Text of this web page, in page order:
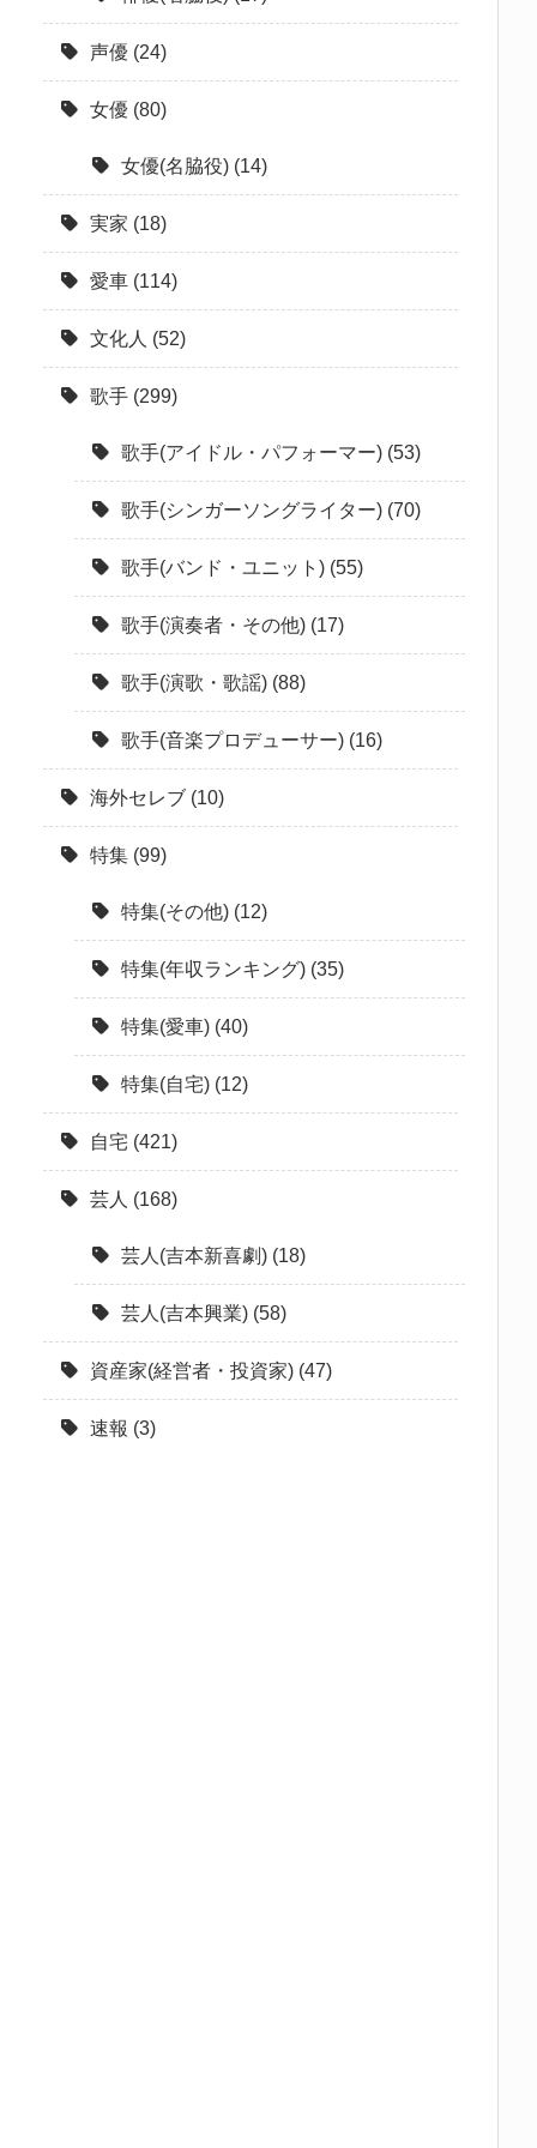
声優 (24)
女優 (80)
女優(名脇役) (14)
実家 (18)
愛車 (114)
文化人 (52)
歌手 (299)
歌手(アイドル・パフォーマー) (53)
歌手(シンガーソングライター) (70)
歌手(バンド・ユニット) (55)
歌手(演奏者・その他) (17)
歌手(演歌・歌謡) (88)
歌手(音楽プロデューサー) (16)
海外セレブ (10)
特集 (99)
特集(その他) (12)
特集(年収ランキング) (35)
特集(愛車) (40)
特集(自宅) (12)
自宅 (421)
芸人 (168)
芸人(吉本新喜劇) (18)
芸人(吉本興業) (58)
資産家(経営者・投資家) (47)
速報 (3)